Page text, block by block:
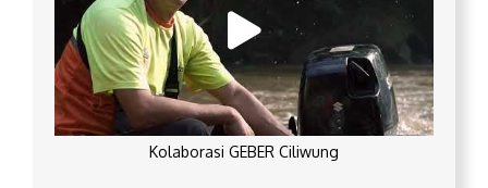
Kolaborasi GEBER Ciliwung